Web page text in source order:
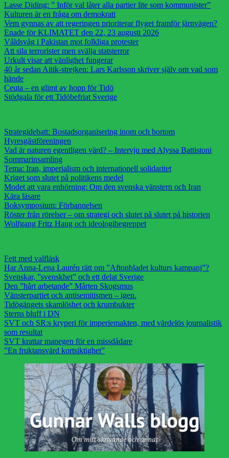
Lasse Diding: ” Inför val låter alla partier lite som kommunister”
Kulturen är en fråga om demokrati
Vem gynnas av att regeringen prioriterar flyget framför järnvägen?
Enade för KLIMATET den 22, 23 augusti 2026
Våldsvåg i Pakistan mot folkliga protester
Att sila terrorister men svälja statsterror
Urkult visar att vänlighet fungerar
40 år sedan Aitik-strejken: Lars Karlsson skriver själv om vad som
hände
Ceuta – en glimt av hopp för Tidö
Stödgala för ett Tidöbefriat Sverige
Strategidebatt: Bostadsorganisering inom och bortom
Hyresgästföreningen
Vad är naturen egentligen värd? – Intervju med Alyssa Battistoni
Sommarinsamling
Tema: Iran, imperialism och internationell solidaritet
Kriget som slutet på politikens medel
Modet att vara enhörning: Om den svenska vänstern och Iran
Kära läsare
Boksymposium: Förbannelsen
Röster från rörelser – om strategi och slutet på slutet på historien
Wolfgang Fritz Haug och ideologibegreppet
Fett med valfläsk
Har Anna-Lena Laurén rätt om ”Aftonbladet kulturs kampanj”?
Svenskar, ”svenskhet” och ett delat Sverige
Den ”hårt arbetande” Mårten Skogsmus
Vänsterpartiet och antisemitismen – igen.
Tidögängets skamlöshet och krumbukter
Sterns bluff i DN
SVT och SR:s kryperi för imperiemakten, med värdelös journalistik
som resultat
SVT krattar manegen för en missdådare
”En fruktansvärd kortsiktighet”